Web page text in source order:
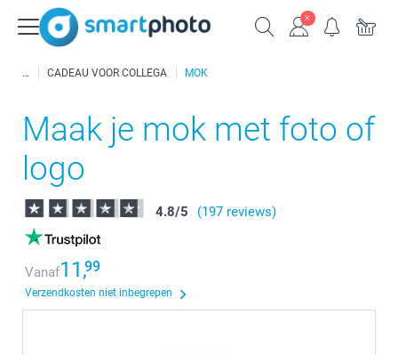
CADEAU VOOR COLLEGA MOK
Maak je mok met foto of
logo
4.8/5 (197 reviews)
Vanaf11,99
Verzendkosten niet inbegrepen